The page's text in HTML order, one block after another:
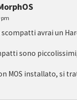
pm
avrai un
sono
MOS installato, si